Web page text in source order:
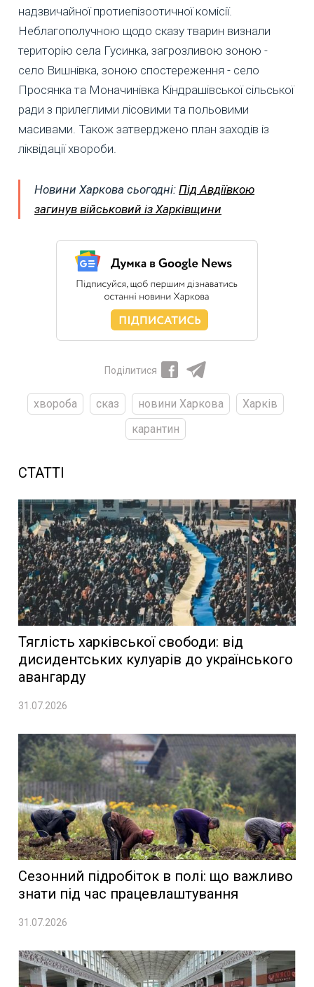
надзвичайної протиепізоотичної комісії.
Неблагополучною щодо сказу тварин визнали
територію села Гусинка, загрозливою зоною -
село Вишнівка, зоною спостереження - село
Просянка та Моначинівка Кіндрашівської сільської
ради з прилеглими лісовими та польовими
масивами. Також затверджено план заходів із
ліквідації хвороби.
Новини Харкова сьогодні: Під Авдіївкою
загинув військовий із Харківщини
Поділитися
хвороба сказ новини Харкова
Харків
карантин
СТАТТІ
Тяглість харківської свободи: від
дисидентських кулуарів до українського
авангарду
31.07.2026
Сезонний підробіток в полі: що важливо
знати під час працевлаштування
31.07.2026